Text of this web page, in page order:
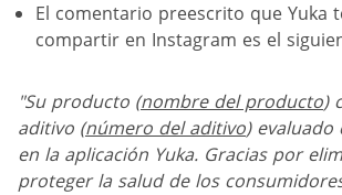
El comentario preescrito que Yuka
compartir en Instagram es el
"Su producto (nombre del producto)
aditivo (número del aditivo)
en la aplicación Yuka. Gracias por
proteger la salud de los